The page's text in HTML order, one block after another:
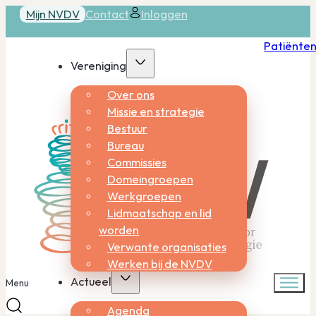
Mijn NVDV Contact Inloggen
Vereniging
Over ons
Missie en strategie
Bestuur
Bureau
Commissies
Domeingroepen
Werkgroepen
Lidmaatschap en lid
worden
Verwante organisaties
Werken bij de NVDV
Actueel
Agenda
Menu